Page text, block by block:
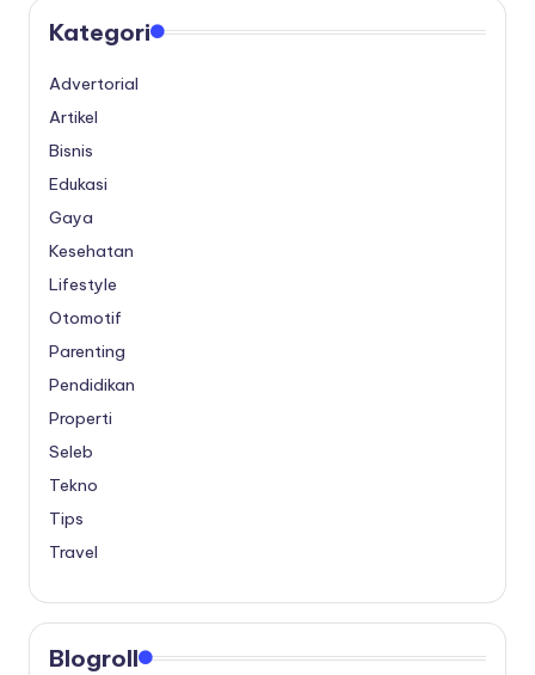
Kategori
Advertorial
Artikel
Bisnis
Edukasi
Gaya
Kesehatan
Lifestyle
Otomotif
Parenting
Pendidikan
Properti
Seleb
Tekno
Tips
Travel
Blogroll